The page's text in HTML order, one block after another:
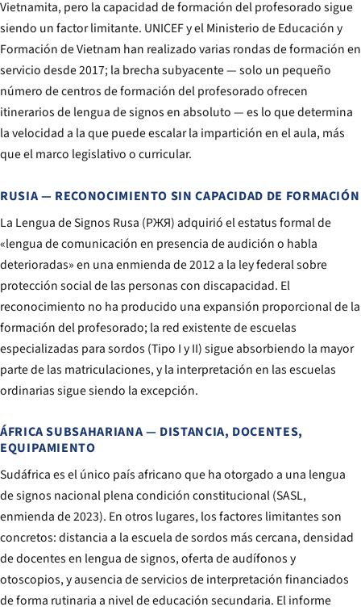
Vietnamita, pero la capacidad de formación del profesorado sigue
siendo un factor limitante. UNICEF y el Ministerio de Educación y
Formación de Vietnam han realizado varias rondas de formación en
servicio desde 2017; la brecha subyacente — solo un pequeño
número de centros de formación del profesorado ofrecen
itinerarios de lengua de signos en absoluto — es lo que determina
la velocidad a la que puede escalar la impartición en el aula, más
que el marco legislativo o curricular.
RUSIA — RECONOCIMIENTO SIN CAPACIDAD DE FORMACIÓN
La Lengua de Signos Rusa (РЖЯ) adquirió el estatus formal de
«lengua de comunicación en presencia de audición o habla
deterioradas» en una enmienda de 2012 a la ley federal sobre
protección social de las personas con discapacidad. El
reconocimiento no ha producido una expansión proporcional de la
formación del profesorado; la red existente de escuelas
especializadas para sordos (Tipo I y II) sigue absorbiendo la mayor
parte de las matriculaciones, y la interpretación en las escuelas
ordinarias sigue siendo la excepción.
ÁFRICA SUBSAHARIANA — DISTANCIA, DOCENTES,
EQUIPAMIENTO
Sudáfrica es el único país africano que ha otorgado a una lengua
de signos nacional plena condición constitucional (SASL,
enmienda de 2023). En otros lugares, los factores limitantes son
concretos: distancia a la escuela de sordos más cercana, densidad
de docentes en lengua de signos, oferta de audífonos y
otoscopios, y ausencia de servicios de interpretación financiados
de forma rutinaria a nivel de educación secundaria. El informe